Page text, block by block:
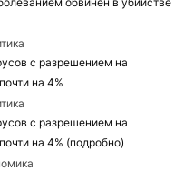
с разрешением на
на 4%
с разрешением на
на 4% (подробно)